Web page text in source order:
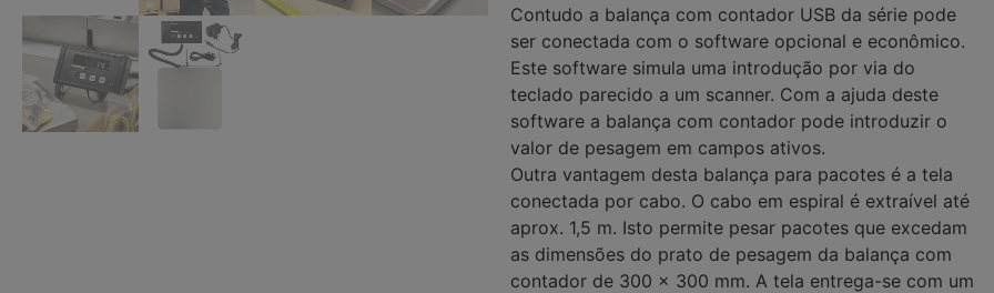
Contudo a balança com contador USB da série pode
ser conectada com o software opcional e econômico.
Este software simula uma introdução por via do
teclado parecido a um scanner. Com a ajuda deste
software a balança com contador pode introduzir o
valor de pesagem em campos ativos.
Outra vantagem desta balança para pacotes é a tela
conectada por cabo. O cabo em espiral é extraível até
aprox. 1,5 m. Isto permite pesar pacotes que excedam
as dimensões do prato de pesagem da balança com
contador de 300 x 300 mm. A tela entrega-se com um